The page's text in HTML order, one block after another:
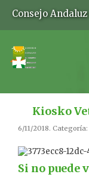
Consejo
Kiosko
6/11/2018. Categoría:
Si no puede